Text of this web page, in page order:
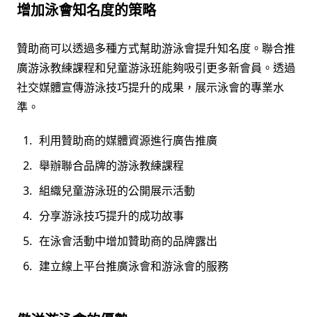
增加泳會知名度的策略
贊助商可以透過多種方式幫助游泳會提升知名度。聯合推
廣游泳教練課程和兒童游泳班能夠吸引更多新會員。透過
社交媒體宣傳游泳技巧提升的成果，展示泳會的專業水
準。
利用贊助商的媒體資源進行廣告推廣
舉辦聯合品牌的游泳教練課程
組織兒童游泳班的公開展示活動
分享游泳技巧提升的成功故事
在泳會活動中增加贊助商的品牌露出
建立線上平台推廣泳會和游泳會的服務